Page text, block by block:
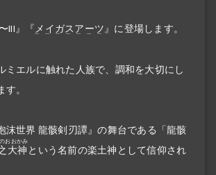
III』『 メイガスアーツ 』に登場します。
ミエルに触れた人族で、調和を大切にし
。
沫世界 龍骸剣刃譚』の舞台である「龍骸
大神
おおかみ
という名前の楽土神として信仰され